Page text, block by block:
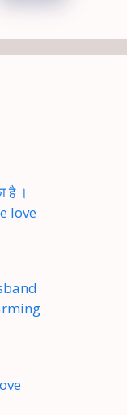
है ।
love